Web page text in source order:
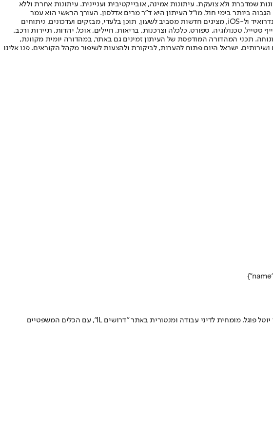
שמדברת ולא צועקת. עיתונות אמינה, אובייקטיבית ועניינית. עיתונות אחרת וללא
לעיתון הישראלי בעל שיעור החשיפה הגבוה ביותר בימי חול. מו"ל העיתון היא ד"ר מרים אדלסון. העורך הראשי הוא עמר
לחמנוביץ, והעורך המייסד הוא עמוס רגב. אתרי האינטרנט של "ישראל היום" בעברית ובאנגלית, כמו כן היישומונים (אפליקציות) לאנדרואיד ול-iOS, מציגים חדשות מסביב לשעון, תוכן בלעדי, מבזקים ועדכונים, ניתוחים
סטייל, טכנולוגיה, ספורט, כלכלה וצרכנות, בריאות, חיילים, אוכל, יהדות, תיירות ורכב.
ונוחה. תכני המהדורה המודפסת של העיתון זמינים גם באתר, במהדורה יומית מקוונת,
ישראל היום פתוח להערות, לביקורת ולהצעות לשיפור מקהל הקוראים. פנו אלינו
אחרי לחימה ממושכת ואי-ודאות, המילואימניקים מוצאים את עצמם נבחנים מחדש - לא רק בשטח, אלא גם בחדרי הראיונות • עו"ד יוטל פוגל, מומחית לדיני עבודה ומנטורית באתר "דרושים IL", עם הכלים המשפטיים